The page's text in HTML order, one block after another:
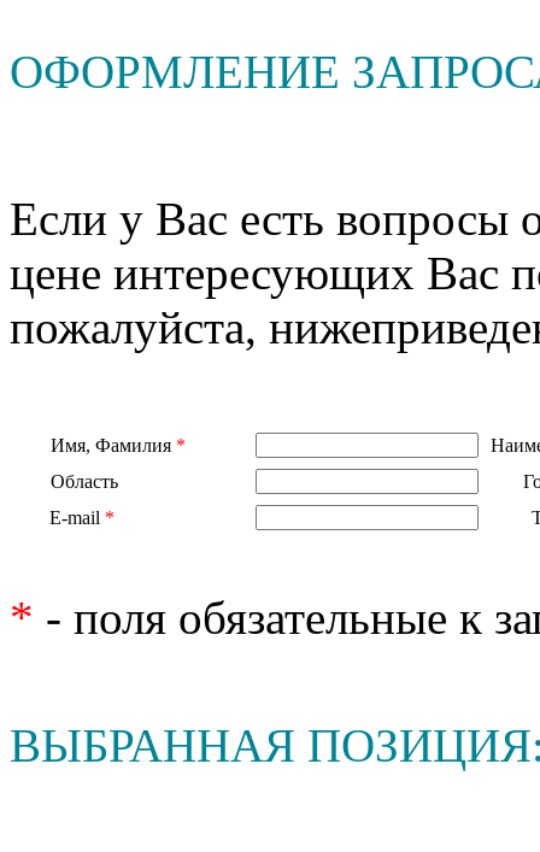
ОФОРМЛЕНИЕ
Если у Вас есть вопросы
цене интересующих Вас
пожалуйста,
Имя, Фамилия *
Область
E-mail *
* - поля обязательные к
ВЫБРАННАЯ